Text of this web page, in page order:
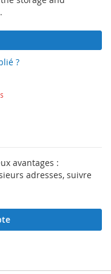
?
avantages :
adresses, suivre